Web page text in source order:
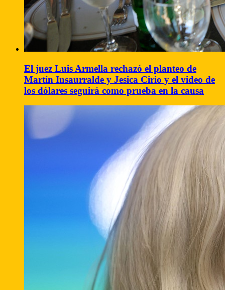
El juez Luis Armella rechazó el planteo de
Martín Insaurralde y Jesica Cirio y el video de
los dólares seguirá como prueba en la causa